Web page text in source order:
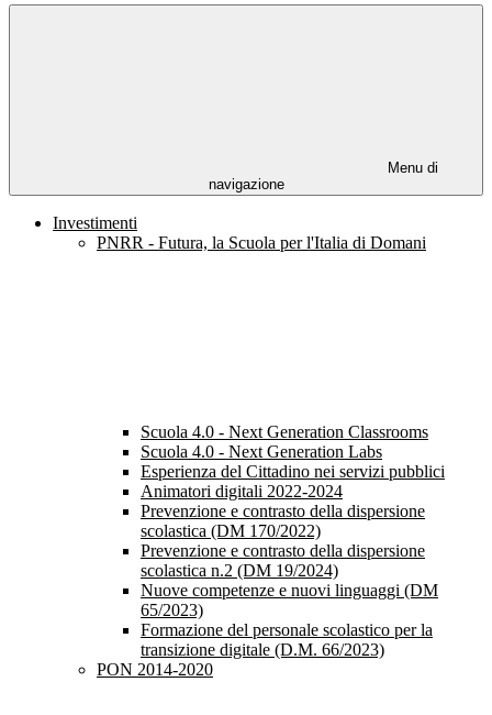
Menu di
navigazione
Investimenti
PNRR - Futura, la Scuola per l'Italia di Domani
Scuola 4.0 - Next Generation Classrooms
Scuola 4.0 - Next Generation Labs
Esperienza del Cittadino nei servizi pubblici
Animatori digitali 2022-2024
Prevenzione e contrasto della dispersione
scolastica (DM 170/2022)
Prevenzione e contrasto della dispersione
scolastica n.2 (DM 19/2024)
Nuove competenze e nuovi linguaggi (DM
65/2023)
Formazione del personale scolastico per la
transizione digitale (D.M. 66/2023)
PON 2014-2020